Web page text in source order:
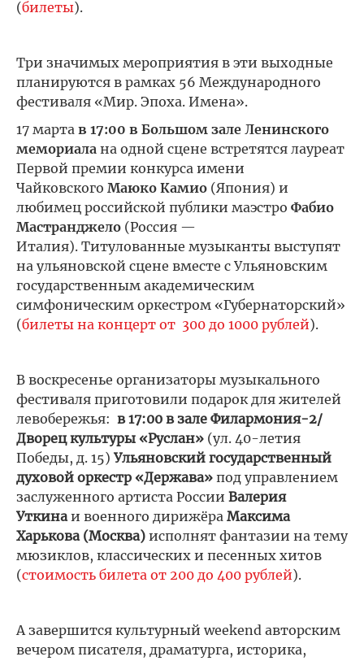
(билеты).
Три значимых мероприятия в эти выходные
планируются в рамках 56 Международного
фестиваля «Мир. Эпоха. Имена».
17 марта в 17:00 в Большом зале Ленинского
мемориала на одной сцене встретятся лауреат
Первой премии конкурса имени
Чайковского Маюко Камио (Япония) и
любимец российской публики маэстро Фабио
Мастранджело (Россия —
Италия). Титулованные музыканты выступят
на ульяновской сцене вместе с Ульяновским
государственным академическим
симфоническим оркестром «Губернаторский»
(билеты на концерт от 300 до 1000 рублей).
В воскресенье организаторы музыкального
фестиваля приготовили подарок для жителей
левобережья: в 17:00 в зале Филармония-2/
Дворец культуры «Руслан» (ул. 40-летия
Победы, д. 15) Ульяновский государственный
духовой оркестр «Держава» под управлением
заслуженного артиста России Валерия
Уткинаи военного дирижёра Максима
Харькова (Москва) исполнят фантазии на тему
мюзиклов, классических и песенных хитов
(стоимость билета от 200 до 400 рублей).
А завершится культурный weekend авторским
вечером писателя, драматурга, историка,